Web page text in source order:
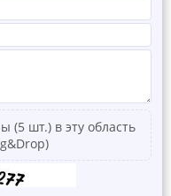
(5 шт.) в эту область